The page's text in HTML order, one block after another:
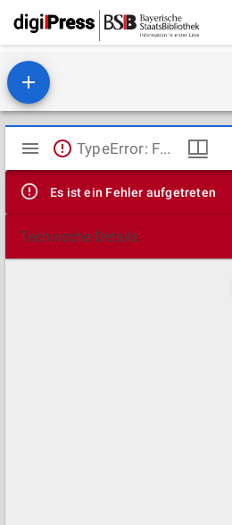
Mirador
Viewer
TypeError: Failed to fetch
Es ist ein Fehler aufgetreten
Technische Details